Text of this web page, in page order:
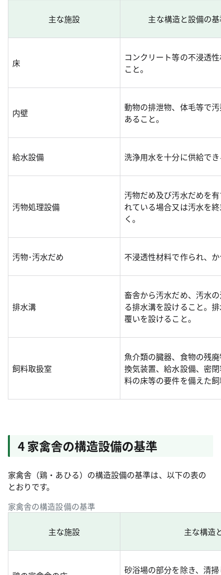
主な施設 主な構造と設備の
床
コンクリート等の不浸透
こと。
内壁
動物の排泄物、体毛等で
あること。
給水設備 洗浄用水を十分に供給で
汚物処理設備
汚物だめ及び汚水だめを
れている場合又は汚水を
く。
汚物･汚水だめ 不浸透性材料で作られ、
排水溝
畜舎から汚水だめ、汚水
る排水溝を設けること。
覆いを設けること。
飼料取扱室
魚介類の臓器、食物の残
換気装置、給水設備、密
料の床等の要件を備えた
4 家禽舎の構造設備の基準
家禽舎（鶏・あひる）の構造設備の基準は、以下の表の
とおりです。
家禽舎の構造設備の基準
主な施設 主な構造
砂浴場の部分を除き、清